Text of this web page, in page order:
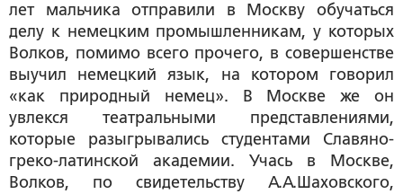
лет мальчика отправили в Москву обучаться
делу к немецким промышленникам, у которых
Волков, помимо всего прочего, в совершенстве
выучил немецкий язык, на котором говорил
«как природный немец». В Москве же он
увлекся театральными представлениями,
которые разыгрывались студентами Славяно-
греко-латинской академии. Учась в Москве,
Волков, по свидетельству А.А.Шаховского,